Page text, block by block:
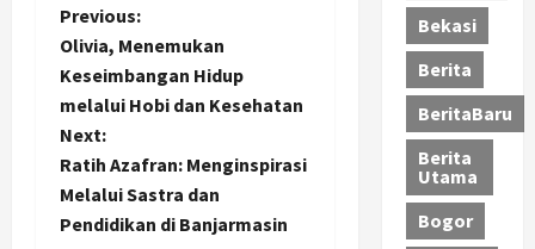
P
o
s
t
n
Previous:
Olivia, Menemukan
Keseimbangan Hidup
melalui Hobi dan Kesehatan
Next:
Ratih Azafran: Menginspirasi
Melalui Sastra dan
Pendidikan di Banjarmasin
Bekasi
Berita
BeritaBaru
Berita
Utama
Bogor